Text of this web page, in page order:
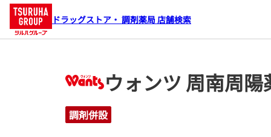
ドラッグストア・ 調剤薬局 店舗検索
ウォンツ 周南周陽
調剤併設